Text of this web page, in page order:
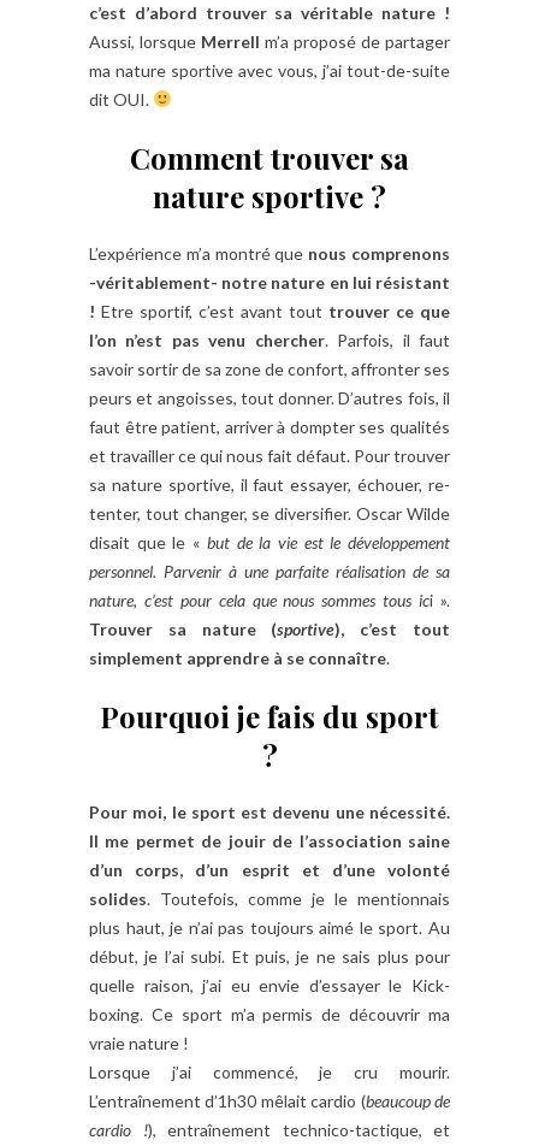
c’est d’abord trouver sa véritable nature !
Aussi, lorsque Merrell m’a proposé de partager
ma nature sportive avec vous, j’ai tout-de-suite
dit OUI.
Comment trouver sa
nature sportive ?
L’expérience m’a montré que nous comprenons
-véritablement- notre nature en lui résistant
! Etre sportif, c’est avant tout trouver ce que
l’on n’est pas venu chercher. Parfois, il faut
savoir sortir de sa zone de confort, affronter ses
peurs et angoisses, tout donner. D’autres fois, il
faut être patient, arriver à dompter ses qualités
et travailler ce qui nous fait défaut. Pour trouver
sa nature sportive, il faut essayer, échouer, re-
tenter, tout changer, se diversifier. Oscar Wilde
disait que le « but de la vie est le développement
personnel. Parvenir à une parfaite réalisation de sa
nature, c’est pour cela que nous sommes tous ici ».
Trouver sa nature (sportive), c’est tout
simplement apprendre à se connaître.
Pourquoi je fais du sport
?
Pour moi, le sport est devenu une nécessité.
Il me permet de jouir de l’association saine
d’un corps, d’un esprit et d’une volonté
solides. Toutefois, comme je le mentionnais
plus haut, je n’ai pas toujours aimé le sport. Au
début, je l’ai subi. Et puis, je ne sais plus pour
quelle raison, j’ai eu envie d’essayer le Kick-
boxing. Ce sport m’a permis de découvrir ma
vraie nature !
Lorsque j’ai commencé, je cru mourir.
L’entraînement d’1h30 mêlait cardio (beaucoup de
cardio !), entraînement technico-tactique, et